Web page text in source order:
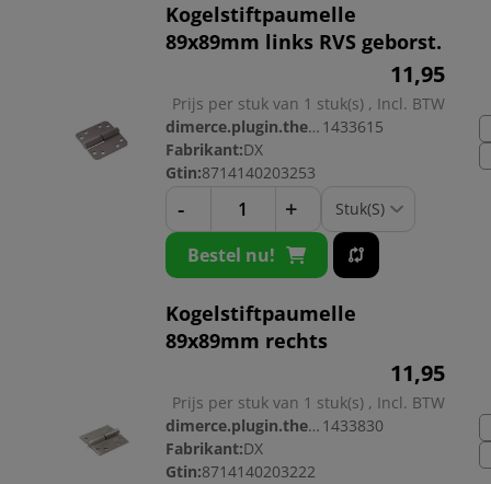
Kogelstiftpaumelle
89x89mm links RVS geborst.
11,95
Prijs per stuk van 1 stuk(s) , Incl. BTW
dimerce.plugin.theme.productnr: 1433615
Fabrikant:DX
Gtin:8714140203253
- +
Bestel nu!
Kogelstiftpaumelle
89x89mm rechts
11,95
Prijs per stuk van 1 stuk(s) , Incl. BTW
dimerce.plugin.theme.productnr: 1433830
Fabrikant:DX
Gtin:8714140203222